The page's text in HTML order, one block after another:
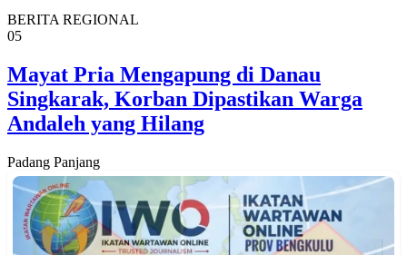
BERITA REGIONAL
05
Mayat Pria Mengapung di Danau
Singkarak, Korban Dipastikan Warga
Andaleh yang Hilang
Padang Panjang